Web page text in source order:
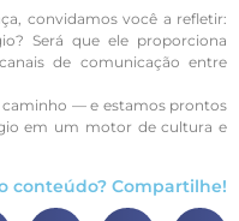
convidamos você a refletir:
Será que ele proporciona
de comunicação entre
caminho — e estamos prontos
em um motor de cultura e
conteúdo? Compartilhe!